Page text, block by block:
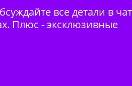
все детали в
Плюс - эксклюзивные